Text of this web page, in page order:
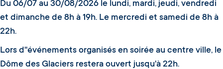
Du 06/07 au 30/08/2026 le lundi, mardi, jeudi, vendredi
et dimanche de 8h à 19h. Le mercredi et samedi de 8h à
22h.
Lors d''événements organisés en soirée au centre ville, le
Dôme des Glaciers restera ouvert jusqu'à 22h.